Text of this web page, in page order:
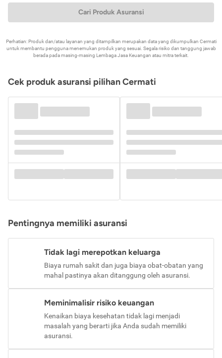
Cari Produk Asuransi
Perhatian: Produk dan/atau layanan yang ditampilkan merupakan data yang dikumpulkan Cermati
untuk membantu pengguna menemukan produk yang sesuai. Segala risiko dan tanggung jawab
berada pada masing-masing Lembaga Jasa Keuangan atau mitra terkait.
Cek produk asuransi pilihan Cermati
Pentingnya memiliki asuransi
Tidak lagi merepotkan keluarga
Biaya rumah sakit dan juga biaya obat-obatan yang
mahal pastinya akan ditanggung oleh asuransi.
Meminimalisir risiko keuangan
Kenaikan biaya kesehatan tidak lagi menjadi
masalah yang berarti jika Anda sudah memiliki
asuransi.